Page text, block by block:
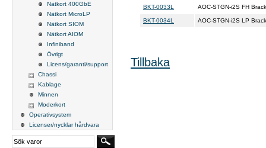
BKT-0033L AOC-STGN-i2S FH
BKT-0034L AOC-STGN-i2S LP
Tillbaka
Nätkort 400GbE
Nätkort MicroLP
Nätkort SIOM
Nätkort AIOM
Infiniband
Övrigt
Licens/garanti/support
Chassi
Kablage
Minnen
Moderkort
Operativsystem
Licenser/nycklar hårdvara